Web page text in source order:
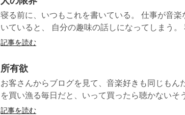
寝る前に、いつもこれを書いている。 仕事が音
いていると、 自分の趣味の話しになってしまう。
記事を読む
所有欲
お客さんからブログを見て、音楽好きも同じもん
を買い漁る毎日だと、いって買ったら聴かないそ
記事を読む